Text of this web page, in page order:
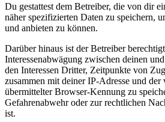
Du gestattest dem Betreiber, die von dir
näher spezifizierten Daten zu speichern,
und anbieten zu können.
Darüber hinaus ist der Betreiber
Interessenabwägung zwischen deinen
den Interessen Dritter, Zeitpunkte von
zusammen mit deiner IP-Adresse und
übermittelter Browser-Kennung zu
Gefahrenabwehr oder zur rechtlichen
ist.